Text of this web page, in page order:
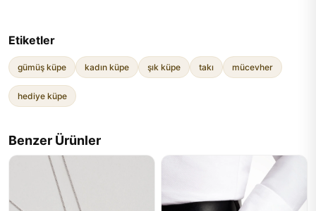
Etiketler
gümüş küpe kadın küpe şık küpe takı mücevher
hediye küpe
Benzer Ürünler